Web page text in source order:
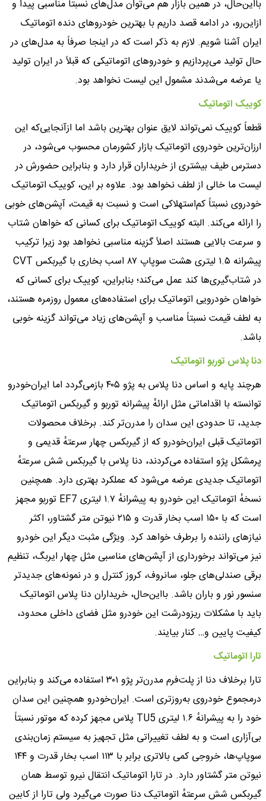
بااین‌حال، در همین بازار هم می‌توان مدل‌های نسبتاً مناسبی پیدا و
ازاین‌رو، در ادامه قصد داریم با بهترین خودروهای دنده‌ اتوماتیک
ایران آشنا شویم. لازم به ذکر است که در اینجا صرفاً به مدل‌های در
حال تولید می‌پردازیم و خودروهای اتوماتیکی که قبلاً در ایران تولید
یا عرضه می‌شدند مشمول این لیست نخواهد بود.
کوییک اتوماتیک
قطعاً کوییک نمی‌تواند لایق عنوان بهترین باشد اما ازآنجایی‌که این
ارزان‌ترین خودروی اتوماتیک بازار کشورمان محسوب می‌شود، در
دسترس طیف بیشتری از خریداران قرار دارد و بنابراین حضورش در
لیست ما خالی از لطف نخواهد بود. علاوه بر این، کوییک اتوماتیک
خودروی نسبتاً کم‌استهلاکی است و نسبت به قیمت، آپشن‌های خوبی
را ارائه می‌کند. البته کوییک اتوماتیک برای کسانی که خواهان شتاب
و سرعت بالایی هستند اصلاً گزینه مناسبی نخواهد بود زیرا ترکیب
پیشرانه ۱.۵ لیتری هشت سوپاپ ۸۷ اسب بخاری با گیربکس CVT
در شتاب‌گیری‌ها کند عمل می‌کند؛ بنابراین، کوییک برای کسانی که
خواهان خودرویی اتوماتیک برای استفاده‌های معمول روزمره هستند،
به لطف قیمت نسبتاً مناسب و آپشن‌های زیاد می‌تواند گزینه خوبی
باشد.
دنا پلاس توربو اتوماتیک
هرچند پایه و اساس دنا پلاس به پژو ۴۰۵ بازمی‌گردد اما ایران‌خودرو
توانسته با اقداماتی مثل ارائهٔ پیشرانه توربو و گیربکس اتوماتیک
جدید، تا حدودی این سدان را مدرن‌تر کند. برخلاف محصولات
اتوماتیک قبلی ایران‌خودرو که از گیربکس چهار سرعتهٔ قدیمی و
پرمشکل پژو استفاده می‌کردند، دنا پلاس با گیربکس شش سرعتهٔ
اتوماتیک جدیدی عرضه می‌شود که عملکرد بهتری دارد. همچنین
نسخهٔ اتوماتیک این خودرو به پیشرانهٔ ۱.۷ لیتری EF7 توربو مجهز
است که با ۱۵۰ اسب بخار قدرت و ۲۱۵ نیوتن متر گشتاور، اکثر
نیازهای راننده را برطرف خواهد کرد. ویژگی مثبت دیگر این خودرو
نیز می‌تواند برخورداری از آپشن‌های مناسبی مثل چهار ایربگ، تنظیم
برقی صندلی‌های جلو، سانروف، کروز کنترل و در نمونه‌های جدیدتر
سنسور نور و باران باشد. بااین‌حال، خریداران دنا پلاس اتوماتیک
باید با مشکلات ریزودرشت این خودرو مثل فضای داخلی محدود،
کیفیت پایین و… کنار بیایند.
تارا اتوماتیک
تارا برخلاف دنا از پلت‌فرم مدرن‌تر پژو ۳۰۱ استفاده می‌کند و بنابراین
درمجموع خودروی به‌روزتری است. ایران‌خودرو همچنین این سدان
خود را به پیشرانهٔ ۱.۶ لیتری TU5 پلاس مجهز کرده که موتور نسبتاً
بی‌آزاری است و به لطف تغییراتی مثل تجهیز به سیستم زمان‌بندی
سوپاپ‌ها، خروجی کمی بالاتری برابر با ۱۱۳ اسب بخار قدرت و ۱۴۴
نیوتن متر گشتاور دارد. در تارا اتوماتیک انتقال نیرو توسط همان
گیربکس شش سرعتهٔ اتوماتیک دنا صورت می‌گیرد ولی تارا از کابین